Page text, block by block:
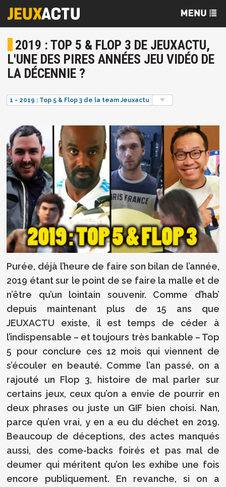
2019 : TOP 5 & FLOP 3 DE JEUXACTU,
L'UNE DES PIRES ANNÉES JEU VIDÉO DE
LA DÉCENNIE ?
1 - 2019 : Top 5 & Flop 3 de la team Jeuxactu
Purée, déjà l’heure de faire son bilan de l’année,
2019 étant sur le point de se faire la malle et de
n’être qu’un lointain souvenir. Comme d’hab’
depuis maintenant plus de 15 ans que
JEUXACTU existe, il est temps de céder à
l’indispensable – et toujours très bankable – Top
5 pour conclure ces 12 mois qui viennent de
s’écouler en beauté. Comme l’an passé, on a
rajouté un Flop 3, histoire de mal parler sur
certains jeux, ceux qu’on a envie de pourrir en
deux phrases ou juste un GIF bien choisi. Nan,
parce qu’en vrai, y en a eu du déchet en 2019.
Beaucoup de déceptions, des actes manqués
aussi, des come-backs foirés et pas mal de
deumer qui méritent qu’on les exhibe une fois
encore publiquement. En revanche, si on a